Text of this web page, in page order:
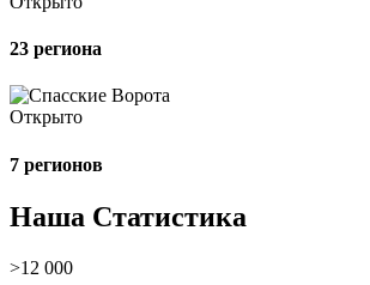
23 региона
Открыто
7 регионов
Наша Статистика
>12 000